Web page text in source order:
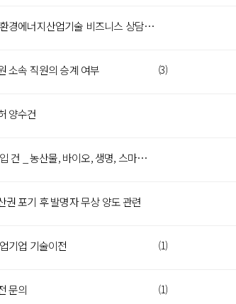
한중 친환경에너지산업기술 비즈니스 상담회 참가 업체 모집(~3/27)
소속 직원의 승계 여부 (3)
양수건
특허 매입 건 _ 농산물, 바이오, 생명, 스마트팜 외 유사하면 상관없음
권 포기 후 발명자 무상 양도 관련
기업 기술이전 (1)
문의 (1)